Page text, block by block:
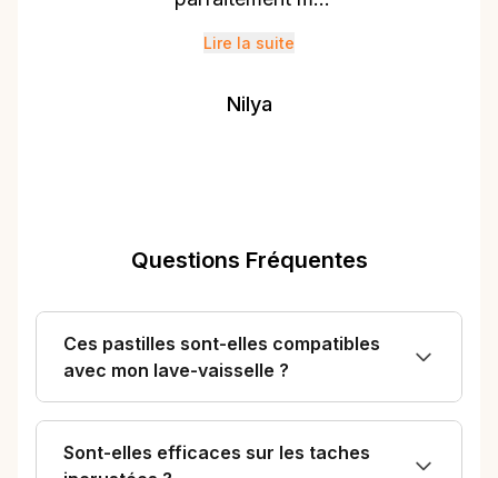
brillant. Je n’ai plus
est très pratique.
performance et j’ai
bénéficié d’un bon
prix grâce à une
Lire la suite
Nilya
Questions Fréquentes
Ces pastilles sont-elles compatibles
avec mon lave-vaisselle ?
Sont-elles efficaces sur les taches